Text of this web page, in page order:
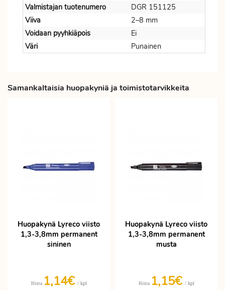
Valmistajan tuotenumero
DGR 151125
Viiva
2–8 mm
Voidaan pyyhkiäpois
Ei
Väri
Punainen
Samankaltaisia huopakyniä ja toimistotarvikkeita
Huopakynä Lyreco viisto
1,3-3,8mm permanent
sininen
Hinta 1,14€ / kpl
Huopakynä Lyreco viisto
1,3-3,8mm permanent
musta
Hinta 1,15€ / kpl